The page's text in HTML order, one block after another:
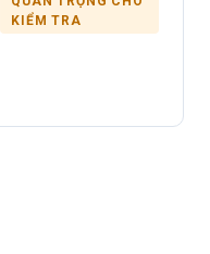
KIỂM TRA